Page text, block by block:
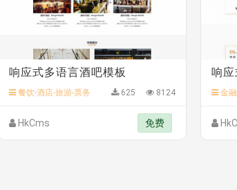
响应式多语言酒吧模板
餐饮-酒店-旅游-票务 625 8124
HkCms 免费
响应
金